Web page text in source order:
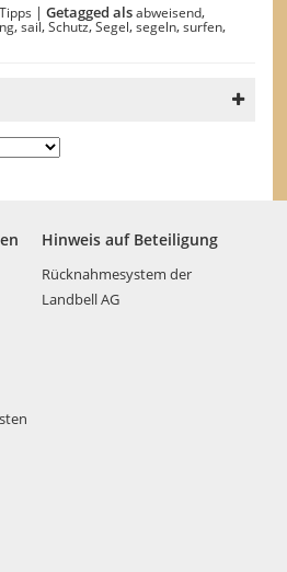
|Getagged als abweisend,
,sail,Schutz,Segel,segeln,surfen,
Hinweis auf Beteiligung
Rücknahmesystem der
Landbell AG